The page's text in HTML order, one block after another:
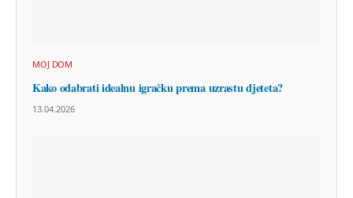
MOJ DOM
Kako odabrati idealnu igračku prema uzrastu djeteta?
13.04.2026